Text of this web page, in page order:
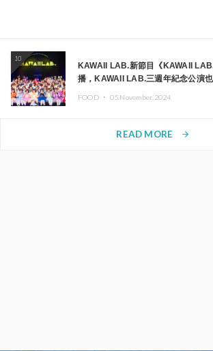
10
KAWAII LAB.新節目《KAWAII
播，KAWAII LAB.三週年紀念公演
FOOD ・ 05.November.2024
READ MORE arrow_forward